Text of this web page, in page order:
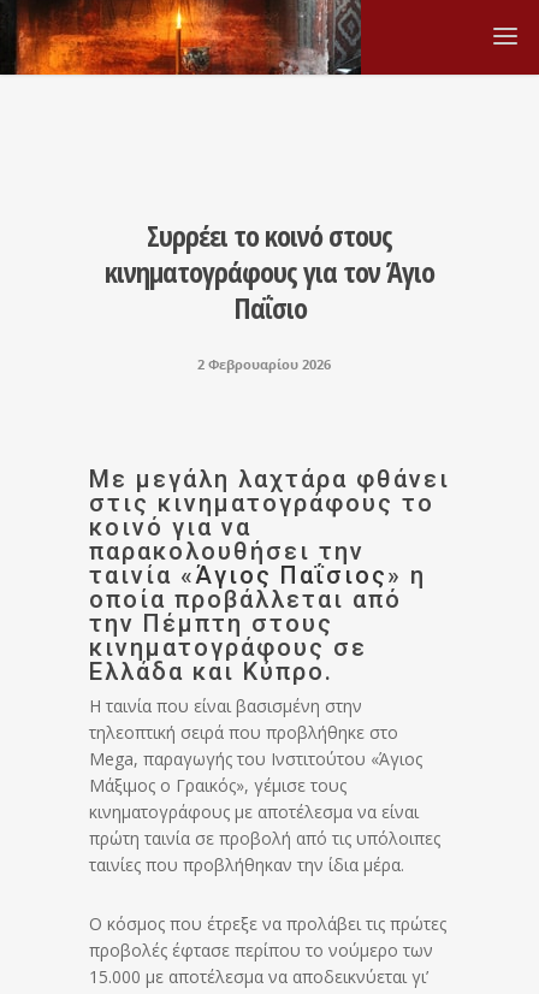
Συρρέει το κοινό στους
κινηματογράφους για τον Άγιο
Παΐσιο
2 Φεβρουαρίου 2026
Με μεγάλη λαχτάρα φθάνει
στις κινηματογράφους το
κοινό για να
παρακολουθήσει την
ταινία «Άγιος Παΐσιος» η
οποία προβάλλεται από
την Πέμπτη στους
κινηματογράφους σε
Ελλάδα και Κύπρο.
Η ταινία που είναι βασισμένη στην
τηλεοπτική σειρά που προβλήθηκε στο
Mega, παραγωγής του Ινστιτούτου «Άγιος
Μάξιμος ο Γραικός», γέμισε τους
κινηματογράφους με αποτέλεσμα να είναι
πρώτη ταινία σε προβολή από τις υπόλοιπες
ταινίες που προβλήθηκαν την ίδια μέρα.
Ο κόσμος που έτρεξε να προλάβει τις πρώτες
προβολές έφτασε περίπου το νούμερο των
15.000 με αποτέλεσμα να αποδεικνύεται γι’